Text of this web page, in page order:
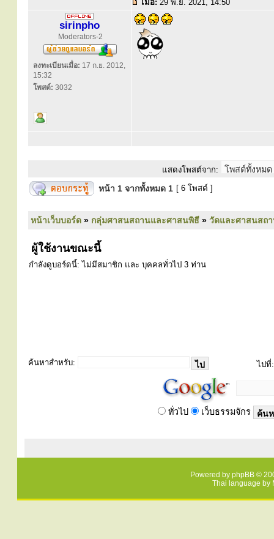
เมื่อ: 29 พ.ย. 2021, 14:50
sirinpho
Moderators-2
ลงทะเบียนเมื่อ: 17 ก.ย. 2012,
15:32
โพสต์: 3032
แสดงโพสต์จาก:
หน้า 1 จากทั้งหมด 1 [ 6 โพสต์ ]
หน้าเว็บบอร์ด » กลุ่มศาสนสถานและศาสนพิธี » วัดและศาสนสถ
ผู้ใช้งานขณะนี้
กำลังดูบอร์ดนี้: ไม่มีสมาชิก และ บุคคลทั่วไป 3 ท่าน
ค้นหาสำหรับ: ไปที่:
ทั่วไป เว็บธรรมจักร
Powered by phpBB ©
Thai language by